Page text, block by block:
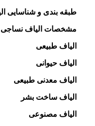
طبقه بندی و شناسایی
مشخصات الیاف نساجی
الیاف طبیعی
الیاف حیوانی
الیاف معدنی طبیعی
الیاف ساخت بشر
الیاف مصنوعی